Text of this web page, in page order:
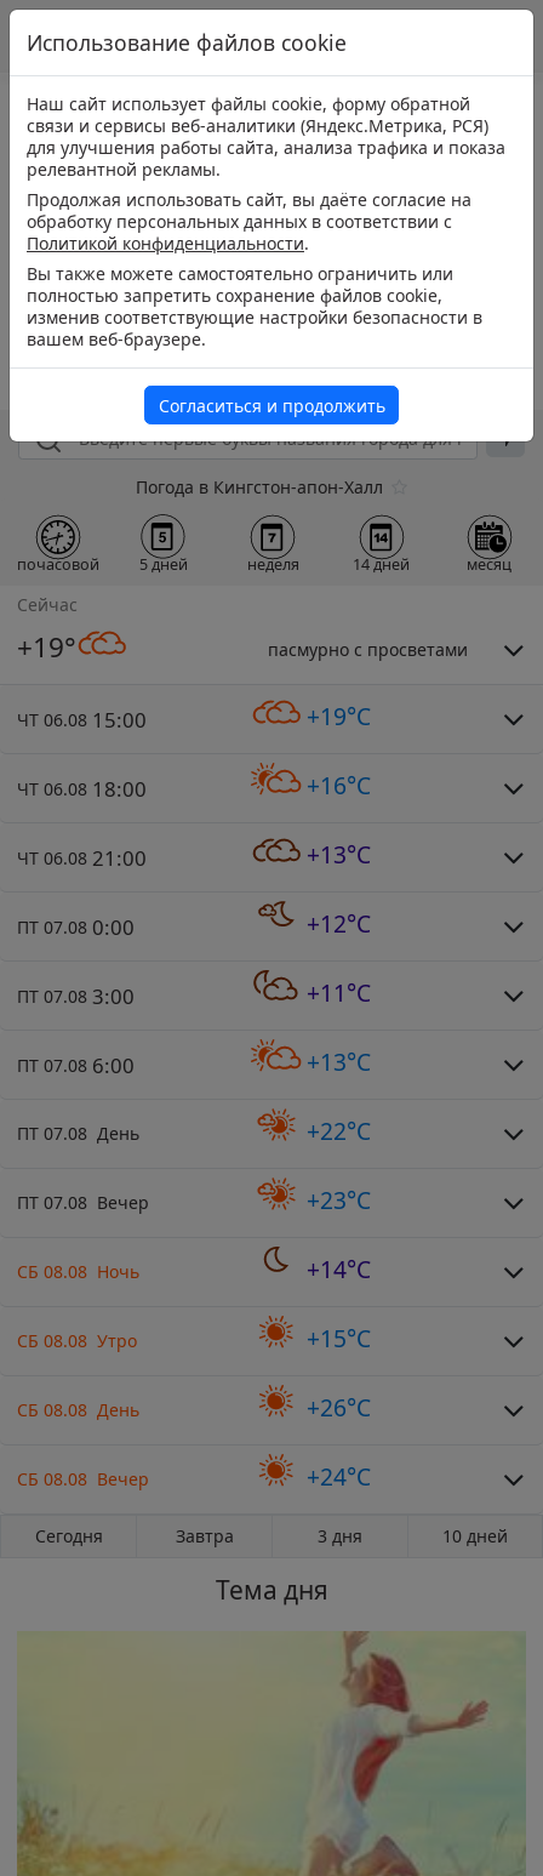
Погода в Кингстон-апон-Халл
почасовой 5 дней неделя 14 дней месяц
Сейчас
+19° пасмурно с просветами
ЧТ 06.08 15:00 +19°C
ЧТ 06.08 18:00 +16°C
ЧТ 06.08 21:00 +13°C
ПТ 07.08 0:00 +12°C
ПТ 07.08 3:00 +11°C
ПТ 07.08 6:00 +13°C
ПТ 07.08 День +22°C
ПТ 07.08 Вечер +23°C
СБ 08.08 Ночь +14°C
СБ 08.08 Утро +15°C
СБ 08.08 День +26°C
СБ 08.08 Вечер +24°C
Сегодня Завтра 3 дня 10 дней
Тема дня
Использование файлов cookie
Наш сайт использует файлы cookie, форму обратной
связи и сервисы веб-аналитики (Яндекс.Метрика, РСЯ)
для улучшения работы сайта, анализа трафика и показа
релевантной рекламы.
Продолжая использовать сайт, вы даёте согласие на
обработку персональных данных в соответствии с
Политикой конфиденциальности.
Вы также можете самостоятельно ограничить или
полностью запретить сохранение файлов cookie,
изменив соответствующие настройки безопасности в
вашем веб-браузере.
Согласиться и продолжить